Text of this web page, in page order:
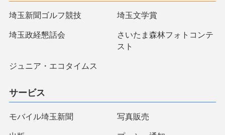
埼玉新聞ゴルフ競技 埼玉文学賞
埼玉政経懇話会
さいたま森林フォトコンテ
スト
ジュニア・エコタイムス
サービス
モバイル埼玉新聞 写真販売